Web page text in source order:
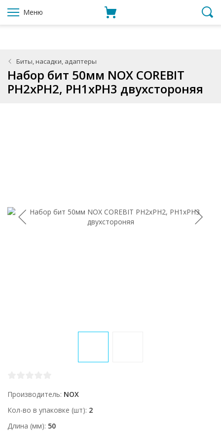
Меню
Биты, насадки, адаптеры
Набор бит 50мм NOX COREBIT
PH2xPH2, PH1xPH3 двухстороняя
Производитель NOX
Кол-во в упаковке (шт) 2
Длина (мм) 50